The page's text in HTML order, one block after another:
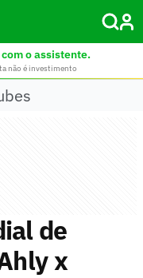
com o assistente.
não é investimento
de
x